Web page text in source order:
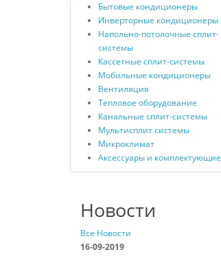
Бытовые кондиционеры
Инверторные кондиционеры
Напольно-потолочные сплит-
системы
Кассетные сплит-системы
Мобильные кондиционеры
Вентиляция
Тепловое оборудование
Канальные сплит-системы
Мультисплит системы
Микроклимат
Аксессуары и комплектующие
Новости
Все Новости
16-09-2019